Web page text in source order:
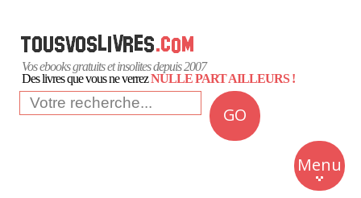
Vos ebooks gratuits et insolites depuis 2007
Des livres que vous ne verrezNULLE PART AILLEURS !
GO
Menu
Insolite